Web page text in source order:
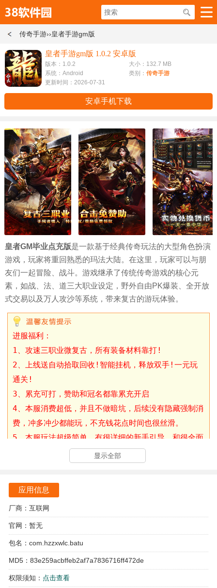
传奇手游››皇者手游gm版
皇者手游gm版 1.0.2 安卓版
版本：1.0.2
大小：132.7 MB
系统：Android
类别： 传奇手游
更新时间：2026-07-31
安卓手机下载
皇者GM毕业点充版是一款基于经典传奇玩法的大型角色扮演
游戏，玩家将重回熟悉的玛法大陆。在这里，玩家可以与朋
友们一起冒险、战斗。游戏继承了传统传奇游戏的核心元
素，如战、法、道三大职业设定，野外自由PK爆装、全开放
式交易以及万人攻沙等系统，带来复古的游玩体验。
进服福利：
1、攻速三职业微复古，所有装备材料靠打!
2、上线送自动拾取回收!智能挂机，释放双手!一元玩
通关!
3、累充可打，赞助和冠名都靠累充开启
4、本服消费超低，并且不做暗坑，后续没有隐藏强制消
费，冲多冲少都能玩，不充钱花点时间也很丝滑。
5、本服玩法超级简单，有很详细的新手引导，和很全面
的任务系统，全程《跟随任务》一直下一步就可以
【充值返利】
领取方式：游戏内主界面“充值返利”活动处手动领取；
单日真实累计充值满50元，返利15%：可领取75元宝
单日真实累计充值满100元，返利20%：可领取200元宝
单日真实累计充值满200元，返利30%：可领取600元宝
单日真实累计充值满500元，返利50%：可获得2500元
宝
单日真实累计充值满1000元，返利80%：可获得8000
显示全部
应用信息
厂商：互联网
官网：暂无
包名：com.hzzxwlc.batu
MD5：83e259acbffeb2af7a7836716ff472de
权限须知： 点击查看